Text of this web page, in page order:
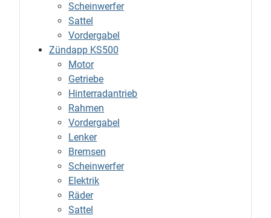
Scheinwerfer
Sattel
Vordergabel
Zündapp KS500
Motor
Getriebe
Hinterradantrieb
Rahmen
Vordergabel
Lenker
Bremsen
Scheinwerfer
Elektrik
Räder
Sattel